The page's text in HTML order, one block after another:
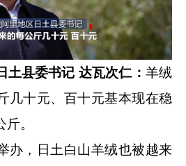
土县委书记 达瓦次仁： 羊绒
几十元、百十元基本现在稳
。
，日土白山羊绒也被越来